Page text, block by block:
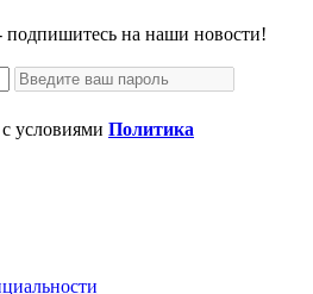
подпишитесь на наши новости!
условиями Политика